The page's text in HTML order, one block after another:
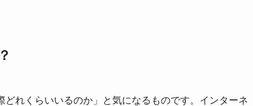
れくらいいるのか」と気になるものです。インターネ